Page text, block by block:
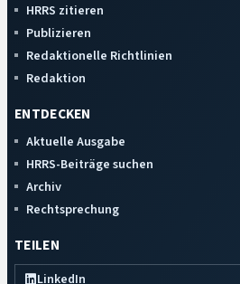
HRRS zitieren
Publizieren
Redaktionelle Richtlinien
Redaktion
ENTDECKEN
Aktuelle Ausgabe
HRRS-Beiträge suchen
Archiv
Rechtsprechung
TEILEN
LinkedIn